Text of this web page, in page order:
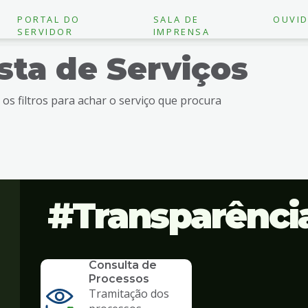
PORTAL DO
SERVIDOR
SALA DE
IMPRENSA
de Serviços
filtros para achar o serviço que procura
Consulta de
Processos
Tramitação dos